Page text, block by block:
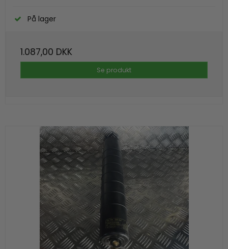
På lager
1.087,00 DKK
Se produkt